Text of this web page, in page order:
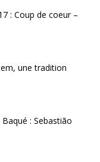
: Coup de coeur –
une tradition
: Sebastião